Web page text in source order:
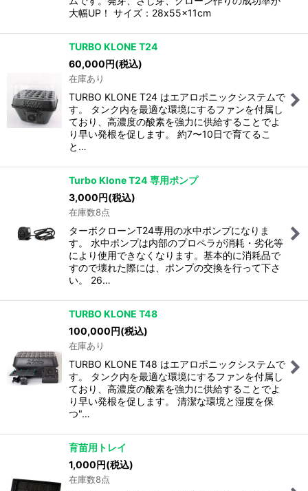
大幅UP！ サイズ：28x55x11cm
TURBO KLONE T24
60,000円(税込)
在庫あり
TURBO KLONE T24 はエアロポニックシステムで
す。 タンク内を最適な環境にするファンを付属し
ており、高濃度の酸素を強力に供給することでよ
り早い発根を促します。 約7〜10日で育てるこ
と…
Turbo Klone T24 専用ポンプ
3,000円(税込)
在庫数8点
ターボクローンT24専用の水中ポンプになりま
す。 水中ポンプは内部のプロペラが消耗・劣化等
により使用できなくなります。基本的に消耗品で
すので壊れた際には、ポンプの交換を行って下さ
い。 26…
TURBO KLONE T48
100,000円(税込)
在庫あり
TURBO KLONE T48 はエアロポニックシステムで
す。 タンク内を最適な環境にするファンを付属し
ており、高濃度の酸素を強力に供給することでよ
り早い発根を促します。 清潔な環境と湿度を保
つ"…
育苗用トレイ
1,000円(税込)
在庫数8点